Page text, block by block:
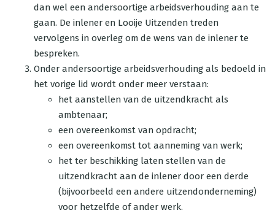
dan wel een andersoortige arbeidsverhouding aan te
gaan. De inlener en Looije Uitzenden treden
vervolgens in overleg om de wens van de inlener te
bespreken.
Onder andersoortige arbeidsverhouding als bedoeld in
het vorige lid wordt onder meer verstaan:
het aanstellen van de uitzendkracht als
ambtenaar;
een overeenkomst van opdracht;
een overeenkomst tot aanneming van werk;
het ter beschikking laten stellen van de
uitzendkracht aan de inlener door een derde
(bijvoorbeeld een andere uitzendonderneming)
voor hetzelfde of ander werk.